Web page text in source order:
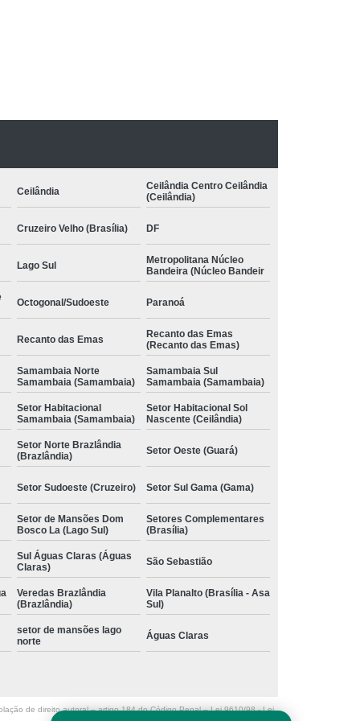
Conceito Bobath Infantil
Claras
Terapia Pediátrica Bobath
Conceito Bobath
Neuroevolutivo Bobath
Ceilândia
Ceilândia Centro Ceilândia
(Ceilândia)
Cruzeiro Velho (Brasília) DF
Lago Sul
Metropolitana Núcleo
Bandeira (Núcleo Bandeir
Octogonal/Sudoeste Paranoá
Recanto das Emas
Recanto das Emas
(Recanto das Emas)
Samambaia Norte
Samambaia (Samambaia)
Samambaia Sul
Samambaia (Samambaia)
Setor Habitacional
Samambaia (Samambaia)
Setor Habitacional Sol
Nascente (Ceilândia)
Setor Norte Brazlândia
(Brazlândia)
Setor Oeste (Guará)
Setor Sudoeste (Cruzeiro) Setor Sul Gama (Gama)
Setor de Mansões Dom
Bosco La (Lago Sul)
Setores Complementares
(Brasília)
Sul Águas Claras (Águas
Claras)
São Sebastião
Veredas Brazlândia
(Brazlândia)
Vila Planalto (Brasília - Asa
Sul)
setor de mansões lago
norte
Águas Claras
de direito autoral – artigo 184 do Código Penal –Lei 9610/98 - Lei